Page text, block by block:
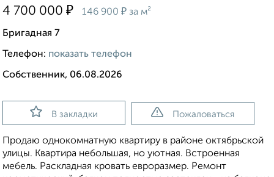
4 700 000 ₽ 146 900 ₽ за м²
Бригадная 7
Телефон: показать телефон
Собственник, 06.08.2026
В закладки Пожаловаться
Продаю однокомнатную квартиру в районе октябрьской
улицы. Квартира небольшая, но уютная. Встроенная
мебель. Раскладная кровать евроразмер. Ремонт